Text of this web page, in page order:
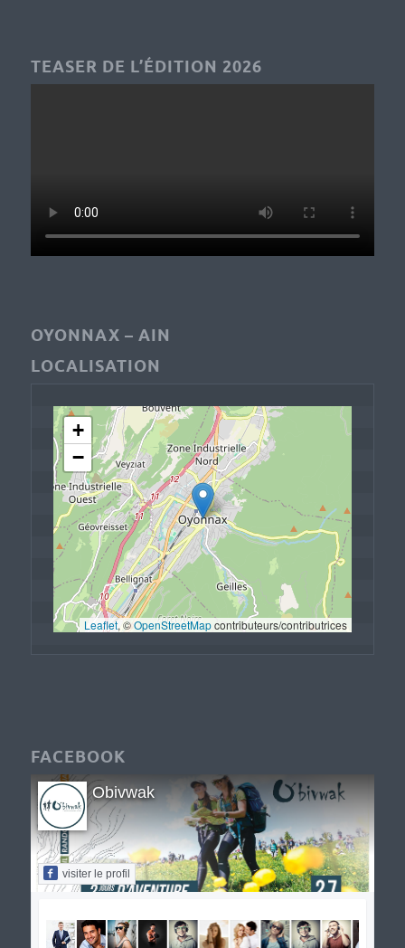
TEASER DE L’ÉDITION 2026
OYONNAX – AIN
LOCALISATION
+
−
Leaflet, © OpenStreetMap contributeurs/contributrices
FACEBOOK
Obivwak
visiter le profil